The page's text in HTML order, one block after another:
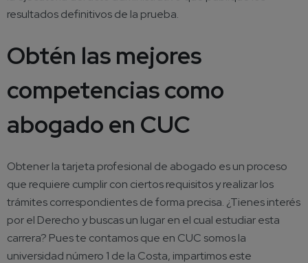
resultados definitivos de la prueba.
Obtén las mejores
competencias como
abogado en CUC
Obtener la tarjeta profesional de abogado es un proceso
que requiere cumplir con ciertos requisitos y realizar los
trámites correspondientes de forma precisa. ¿Tienes interés
por el Derecho y buscas un lugar en el cual estudiar esta
carrera? Pues te contamos que en CUC somos la
universidad número 1 de la Costa, impartimos este